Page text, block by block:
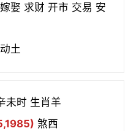
娶 求财 开市 交易 安
土
未时 生肖羊
煞西